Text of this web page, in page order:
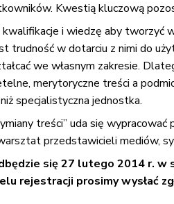
Kwestią kluczową
i wiedzę aby tworzyć
trudność w dotarciu z nimi do
we własnym zakresie.
merytoryczne treści a
specjalistyczna jednostka.
treści” uda się
przedstawicieli mediów,
się 27 lutego 2014 r. w
rejestracji prosimy wysłać